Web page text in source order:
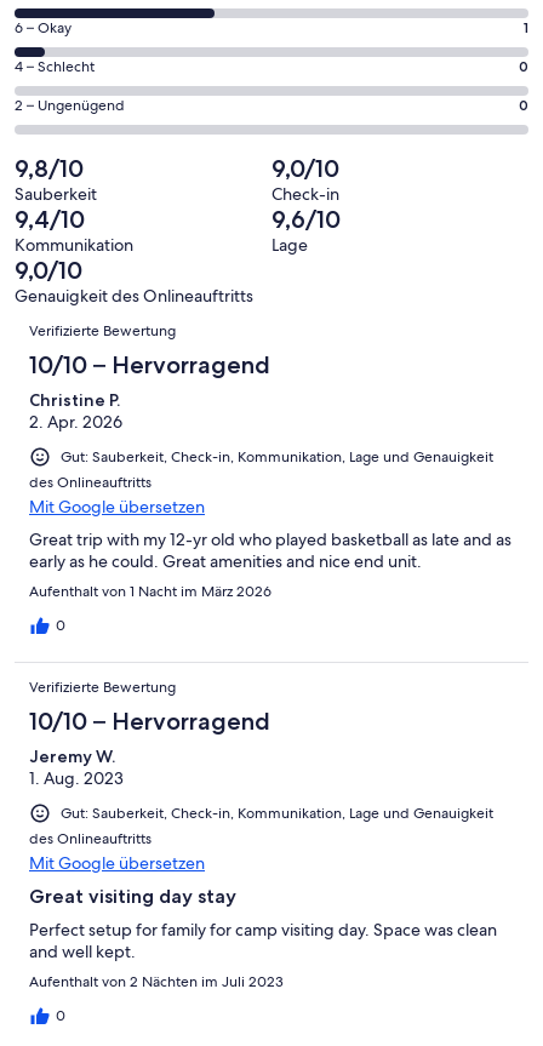
geöffnet
18
Gästebewertungen
haben
eine
Bewertung
von
10
-
Hervorragend
von
insgesamt
18
Gästebewertungen
haben
Bewertung
von
8
-
Gut
1
von
insgesamt
18
Gästebewertungen
haben
eine
Bewertung
von
6
-
Okay
6 – Okay 1
0
von
insgesamt
Gästebewertungen
haben
eine
Bewertung
von
4
4 – Schlecht 0
0
von
insgesamt
18
Gästebewertungen
haben
eine
Bewertung
2 – Ungenügend 0
9,8/10
Sauberkeit
9,0/10
Check-in
9,4/10
Kommunikation
9,6/10
Lage
9,0/10
Genauigkeit des Onlineauftritts
Bewertungen
Verifizierte Bewertung
10/10 – Hervorragend
Christine P.
2. Apr. 2026
Gut: Sauberkeit, Check-in, Kommunikation, Lage und Genauigkeit
des Onlineauftritts
Mit Google übersetzen
Great trip with my 12-yr old who played basketball as late and as
early as he could. Great amenities and nice end unit.
Aufenthalt von 1 Nacht im März 2026
0
Verifizierte Bewertung
10/10 – Hervorragend
Jeremy W.
1. Aug. 2023
Gut: Sauberkeit, Check-in, Kommunikation, Lage und Genauigkeit
des Onlineauftritts
Mit Google übersetzen
Great visiting day stay
Perfect setup for family for camp visiting day. Space was clean
and well kept.
Aufenthalt von 2 Nächten im Juli 2023
0